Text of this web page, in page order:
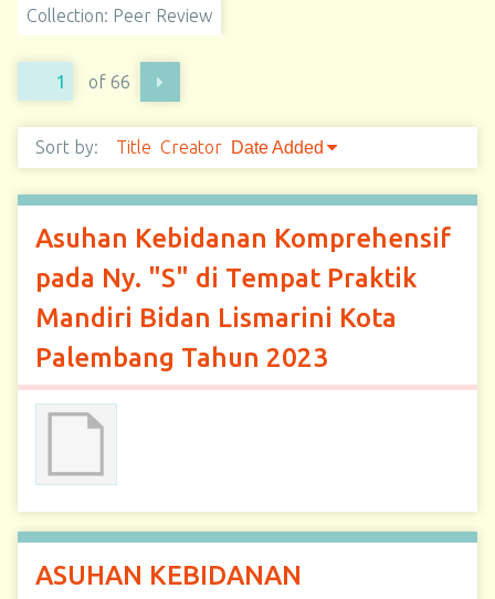
Collection: Peer Review
of 66
Sort by: Title Creator Date Added
Asuhan Kebidanan Komprehensif
pada Ny. "S" di Tempat Praktik
Mandiri Bidan Lismarini Kota
Palembang Tahun 2023
ASUHAN KEBIDANAN